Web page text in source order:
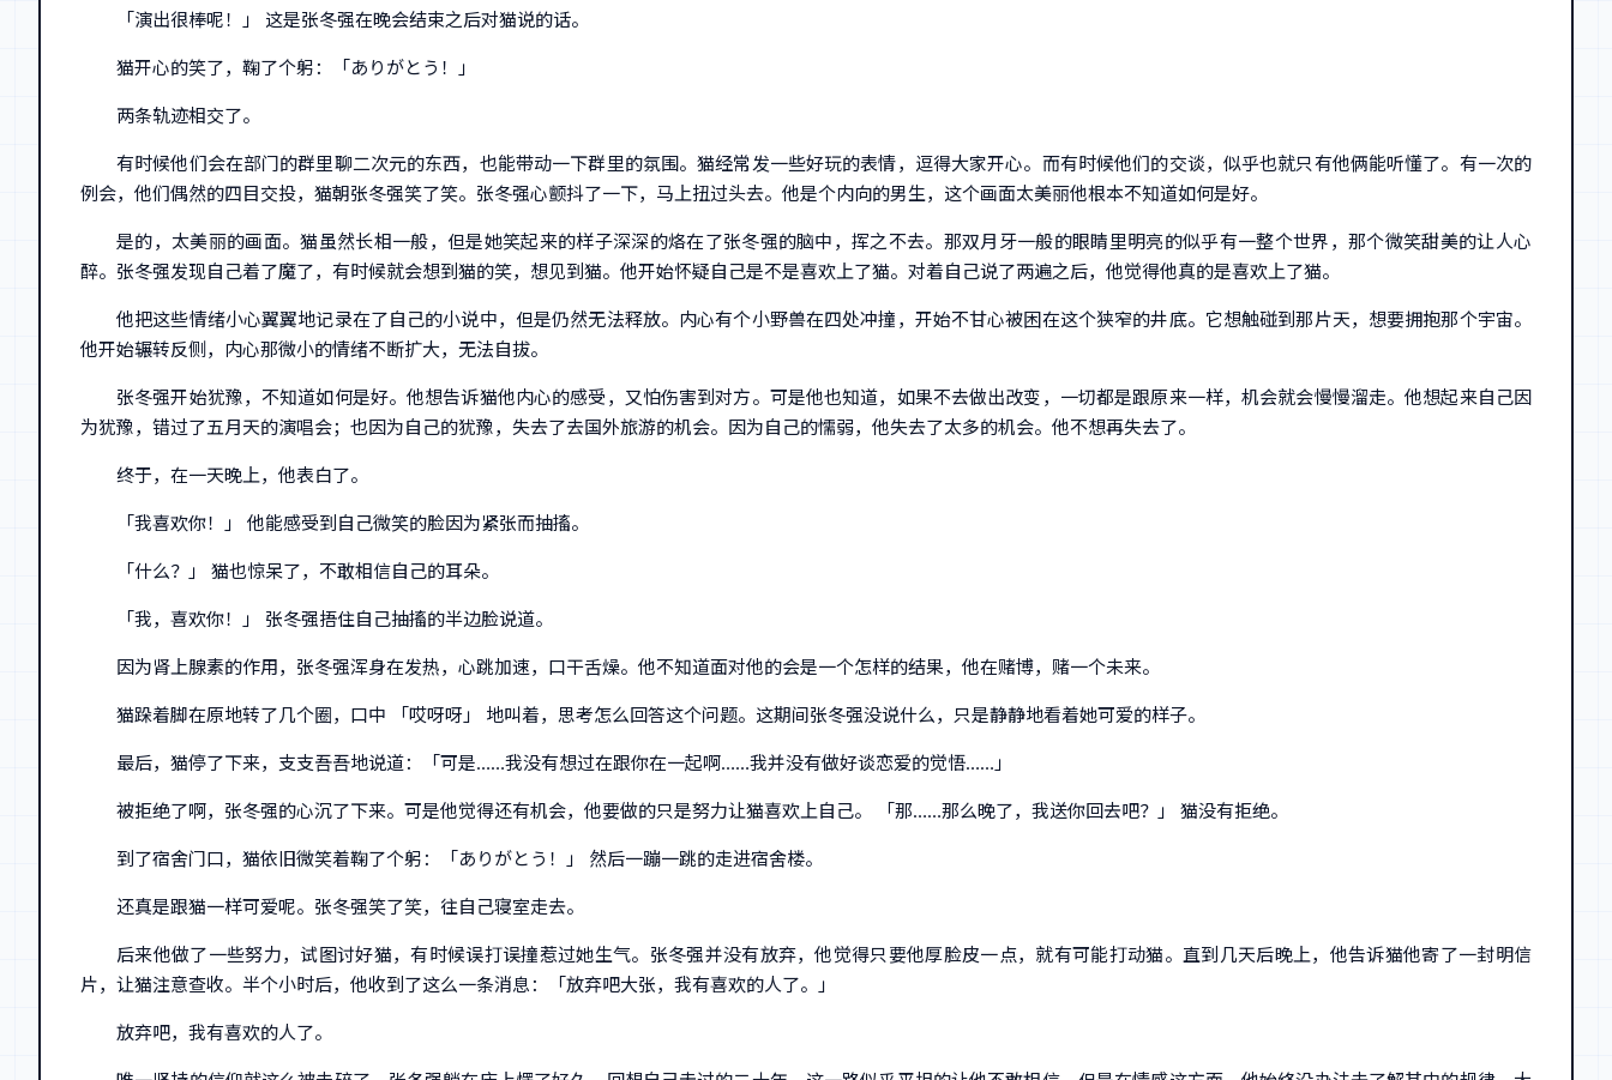
「演出很棒呢！」 这是张冬强在晚会结束之后对猫说的话。
猫开心的笑了，鞠了个躬：「ありがとう！」
两条轨迹相交了。
有时候他们会在部门的群里聊二次元的东西，也能带动一下群里的氛围。猫经常发一些好玩的表情，逗得大家开心。而有时候他们的交谈，似乎也就只有他俩能听懂了。有一次的
例会，他们偶然的四目交投，猫朝张冬强笑了笑。张冬强心颤抖了一下，马上扭过头去。他是个内向的男生，这个画面太美丽他根本不知道如何是好。
是的，太美丽的画面。猫虽然长相一般，但是她笑起来的样子深深的烙在了张冬强的脑中，挥之不去。那双月牙一般的眼睛里明亮的似乎有一整个世界，那个微笑甜美的让人心
醉。张冬强发现自己着了魔了，有时候就会想到猫的笑，想见到猫。他开始怀疑自己是不是喜欢上了猫。对着自己说了两遍之后，他觉得他真的是喜欢上了猫。
他把这些情绪小心翼翼地记录在了自己的小说中，但是仍然无法释放。内心有个小野兽在四处冲撞，开始不甘心被困在这个狭窄的井底。它想触碰到那片天，想要拥抱那个宇宙。
他开始辗转反侧，内心那微小的情绪不断扩大，无法自拔。
张冬强开始犹豫，不知道如何是好。他想告诉猫他内心的感受，又怕伤害到对方。可是他也知道，如果不去做出改变，一切都是跟原来一样，机会就会慢慢溜走。他想起来自己因
为犹豫，错过了五月天的演唱会；也因为自己的犹豫，失去了去国外旅游的机会。因为自己的懦弱，他失去了太多的机会。他不想再失去了。
终于，在一天晚上，他表白了。
「我喜欢你！」 他能感受到自己微笑的脸因为紧张而抽搐。
「什么？」 猫也惊呆了，不敢相信自己的耳朵。
「我，喜欢你！」 张冬强捂住自己抽搐的半边脸说道。
因为肾上腺素的作用，张冬强浑身在发热，心跳加速，口干舌燥。他不知道面对他的会是一个怎样的结果，他在赌博，赌一个未来。
猫跺着脚在原地转了几个圈，口中 「哎呀呀」 地叫着，思考怎么回答这个问题。这期间张冬强没说什么，只是静静地看着她可爱的样子。
最后，猫停了下来，支支吾吾地说道：「可是……我没有想过在跟你在一起啊……我并没有做好谈恋爱的觉悟……」
被拒绝了啊，张冬强的心沉了下来。可是他觉得还有机会，他要做的只是努力让猫喜欢上自己。 「那……那么晚了，我送你回去吧？」 猫没有拒绝。
到了宿舍门口，猫依旧微笑着鞠了个躬：「ありがとう！」 然后一蹦一跳的走进宿舍楼。
还真是跟猫一样可爱呢。张冬强笑了笑，往自己寝室走去。
后来他做了一些努力，试图讨好猫，有时候误打误撞惹过她生气。张冬强并没有放弃，他觉得只要他厚脸皮一点，就有可能打动猫。直到几天后晚上，他告诉猫他寄了一封明信
片，让猫注意查收。半个小时后，他收到了这么一条消息：「放弃吧大张，我有喜欢的人了。」
放弃吧，我有喜欢的人了。